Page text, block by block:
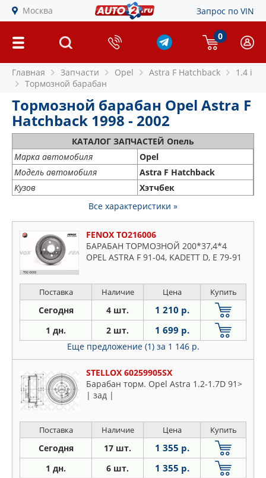
Москва Запрос по VIN
0
Главная Запчасти Opel Astra F Hatchback
1.4 i
Тормозной барабан
Тормозной барабан Opel Astra F
Hatchback 1998 - 2002
КАТАЛОГ ЗАПЧАСТЕЙ Опель
Марка автомобиля
Opel
Модель автомобиля
Astra F Hatchback
Кузов
Хэтчбек
Все характеристики »
FENOX TO216006
БАРАБАН ТОРМОЗНОЙ 200*37,4*4
OPEL ASTRA F 91-04, KADETT D, E 79-91
Поставка Наличие Цена Купить
Сегодня 4 шт. 1 210 р.
1 дн. 2 шт. 1 699 р.
Еще предложение (1) за 1 146 р.
STELLOX 60259905SX
Барабан торм. Opel Astra 1.2-1.7D 91>
| зад |
Поставка Наличие Цена Купить
Сегодня 17 шт. 1 355 р.
1 дн. 6 шт. 1 355 р.